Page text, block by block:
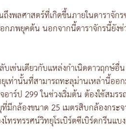
งพลศาสตร์ที่เกิดขึ้นภายในดาราจั
กภพยุคต้น นอกจากนี้ดาราจักรนี้ยังช่
เช่นเดียวกับแหล่งกำเนิดดาวฤกษ์อื่
ท่านั้นที่สามารถทะลุม่านเหล่านี้ออ
าร์ป 299 ในช่วงเริ่มต้น ต้องใช้สมร
มีกล้องขนาด 25 เมตรสิบกล้องกระ
รทรรศน์วิทยุโรเบิร์ตซีเบิร์ดกรีนแบ